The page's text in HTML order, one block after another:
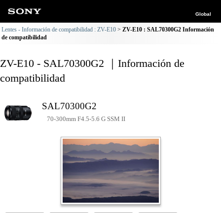
Global
Lentes - Información de compatibilidad : ZV-E10
ZV-E10 : SAL70300G2 Información
de compatibilidad
ZV-E10 - SAL70300G2 ｜Información de
compatibilidad
SAL70300G2
70-300mm F4.5-5.6 G SSM II